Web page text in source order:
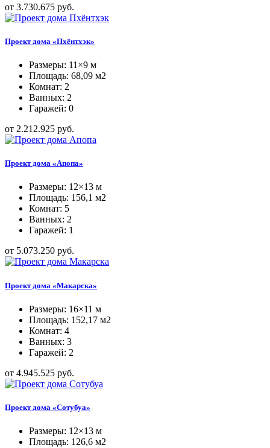
от 3.730.675 руб.
Проект дома «Пхёнтхэк»
Размеры: 11×9 м
Площадь: 68,09 м2
Комнат: 2
Ванных: 2
Гаражей: 0
от 2.212.925 руб.
Проект дома «Апопа»
Размеры: 12×13 м
Площадь: 156,1 м2
Комнат: 5
Ванных: 2
Гаражей: 1
от 5.073.250 руб.
Проект дома «Макарска»
Размеры: 16×11 м
Площадь: 152,17 м2
Комнат: 4
Ванных: 3
Гаражей: 2
от 4.945.525 руб.
Проект дома «Сотубуа»
Размеры: 12×13 м
Площадь: 126,6 м2